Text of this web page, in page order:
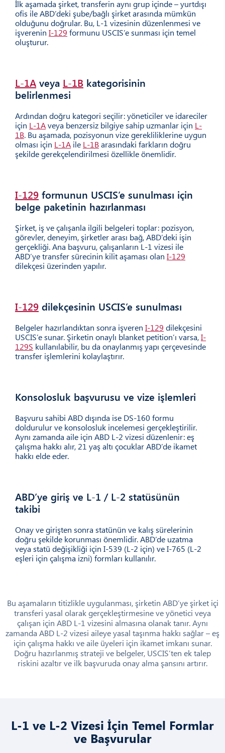
İlk aşamada şirket, transferin aynı grup içinde – yurtdışı
ofis ile ABD’deki şube/bağlı şirket arasında mümkün
olduğunu doğrular. Bu, L-1 vizesinin düzenlenmesi ve
işverenin I-129 formunu USCIS’e sunması için temel
oluşturur.
L-1A veya L-1B kategorisinin
belirlenmesi
Ardından doğru kategori seçilir: yöneticiler ve idareciler
için L-1Aveya benzersiz bilgiye sahip uzmanlar için L-
1B. Bu aşamada, pozisyonun vize gerekliliklerine uygun
olması için L-1A ile L-1Barasındaki farkların doğru
şekilde gerekçelendirilmesi özellikle önemlidir.
I-129 formunun USCIS’e sunulması için
belge paketinin hazırlanması
Şirket, iş ve çalışanla ilgili belgeleri toplar: pozisyon,
görevler, deneyim, şirketler arası bağ, ABD’deki işin
gerçekliği. Ana başvuru, çalışanların L-1 vizesi ile
ABD’ye transfer sürecinin kilit aşaması olan I-129
dilekçesi üzerinden yapılır.
I-129 dilekçesinin USCIS’e sunulması
Belgeler hazırlandıktan sonra işveren I-129 dilekçesini
USCIS’e sunar. Şirketin onaylı blanket petition’ı varsa,I-
129S kullanılabilir, bu da onaylanmış yapı çerçevesinde
transfer işlemlerini kolaylaştırır.
Konsolosluk başvurusu ve vize işlemleri
Başvuru sahibi ABD dışında ise DS-160 formu
doldurulur ve konsolosluk incelemesi gerçekleştirilir.
Aynı zamanda aile için ABD L-2 vizesi düzenlenir: eş
çalışma hakkı alır, 21 yaş altı çocuklar ABD’de ikamet
hakkı elde eder.
ABD’ye giriş ve L-1 / L-2 statüsünün
takibi
Onay ve girişten sonra statünün ve kalış sürelerinin
doğru şekilde korunması önemlidir. ABD’de uzatma
veya statü değişikliği için I-539 (L-2 için) ve I-765 (L-2
eşleri için çalışma izni) formları kullanılır.
Bu aşamaların titizlikle uygulanması, şirketin ABD’ye şirket içi
transferi yasal olarak gerçekleştirmesine ve yönetici veya
çalışan için ABD L-1 vizesini almasına olanak tanır. Aynı
zamanda ABD L-2 vizesi aileye yasal taşınma hakkı sağlar – eş
için çalışma hakkı ve aile üyeleri için ikamet imkanı sunar.
Doğru hazırlanmış strateji ve belgeler, USCIS’ten ek talep
riskini azaltır ve ilk başvuruda onay alma şansını artırır.
L-1 ve L-2 Vizesi İçin Temel Formlar
ve Başvurular